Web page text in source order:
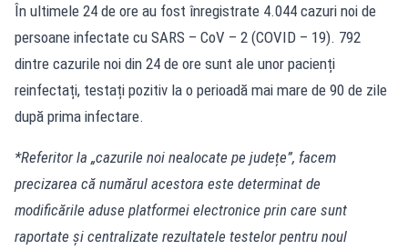
În ultimele 24 de ore au fost înregistrate 4.044 cazuri noi de
persoane infectate cu SARS – CoV – 2 (COVID – 19). 792
dintre cazurile noi din 24 de ore sunt ale unor pacienți
reinfectați, testați pozitiv la o perioadă mai mare de 90 de zile
după prima infectare.
*Referitor la „cazurile noi nealocate pe județe”, facem
precizarea că numărul acestora este determinat de
modificările aduse platformei electronice prin care sunt
raportate și centralizate rezultatele testelor pentru noul